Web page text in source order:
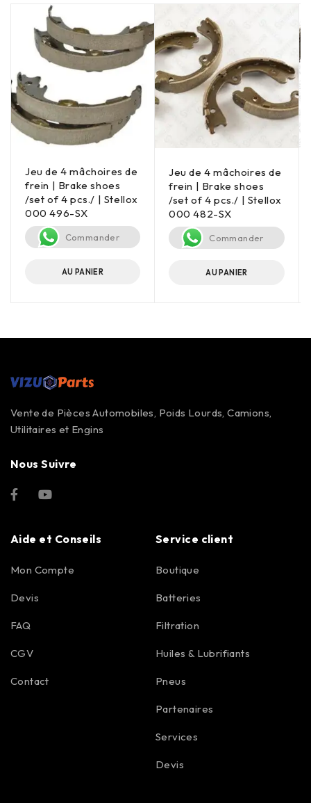
Jeu de 4 mâchoires de
frein | Brake shoes
/set of 4 pcs./ | Stellox
000 496-SX
Commander
AU PANIER
Jeu de 4 mâchoires de
frein | Brake shoes
/set of 4 pcs./ | Stellox
000 482-SX
Commander
AU PANIER
Vente de Pièces Automobiles, Poids Lourds, Camions,
Utilitaires et Engins
Nous Suivre
Aide et Conseils
Mon Compte
Devis
FAQ
CGV
Contact
Service client
Boutique
Batteries
Filtration
Huiles & Lubrifiants
Pneus
Partenaires
Services
Devis